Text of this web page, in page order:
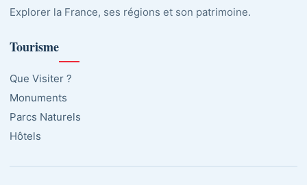
Explorer la France, ses régions et son patrimoine.
Tourisme
Que Visiter ?
Monuments
Parcs Naturels
Hôtels